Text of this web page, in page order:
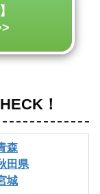
！
森
田県
城